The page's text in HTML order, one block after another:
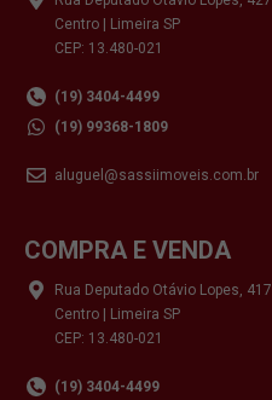
Centro | Limeira SP
CEP: 13.480-021
(19) 3404-4499
(19) 99368-1809
aluguel@sassiimoveis.com.br
COMPRA E VENDA
Rua Deputado Otávio Lopes, 417
Centro | Limeira SP
CEP: 13.480-021
(19) 3404-4499